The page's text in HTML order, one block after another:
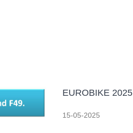
EUROBIKE 2025
15-05-2025